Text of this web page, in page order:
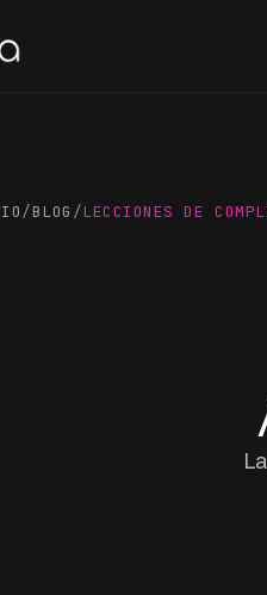
/BLOG /LECCIONES DE